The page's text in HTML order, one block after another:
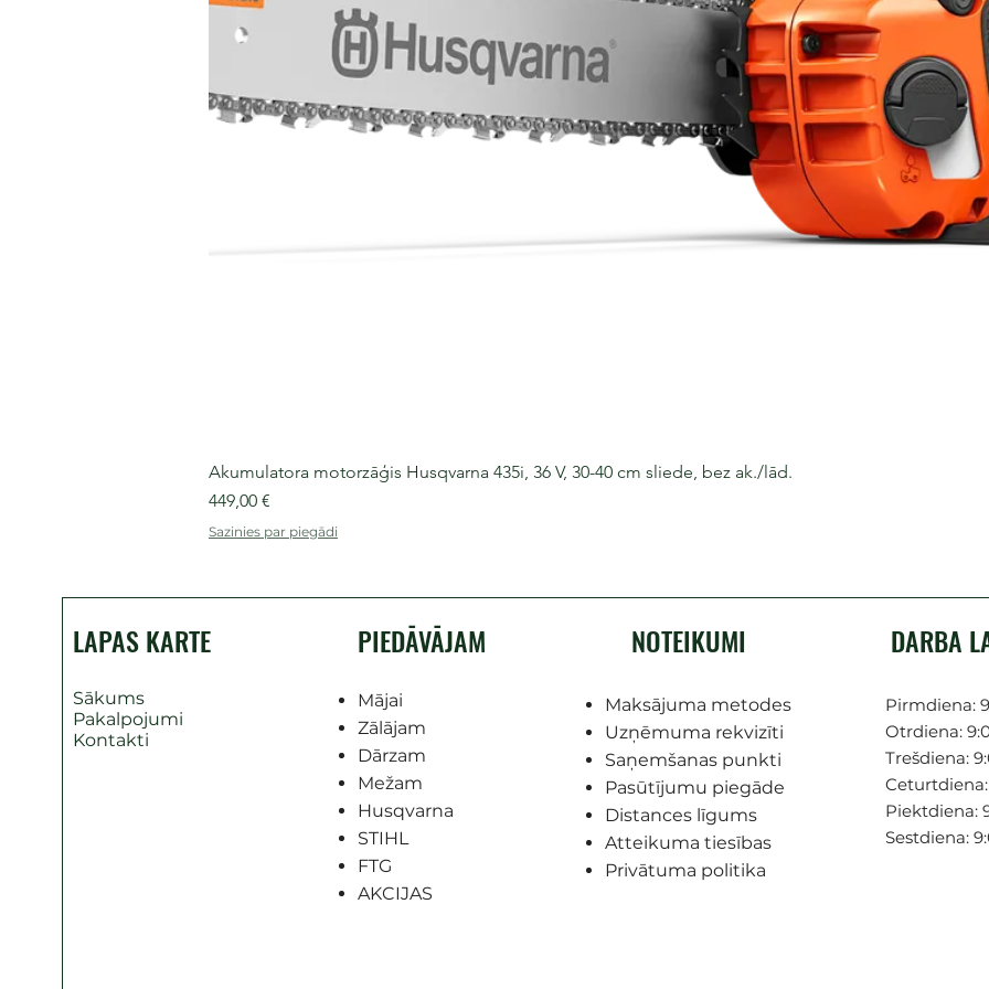
Akumulatora motorzāģis Husqvarna 435i, 36 V, 30-40 cm sliede, bez ak./lād.
Cena
449,00 €
Sazinies par piegādi
LAPAS KARTE
Sākums
Pakalpojumi
Kontakti
PIEDĀVĀJAM
Mājai
Zālājam
Dārzam
Mežam
Husqvarna
STIHL
FTG
AKCIJAS
NOTEIKUMI
Maksājuma metodes
Uzņēmuma rekvizīti
Saņemšanas punkti
Pasūtījumu piegāde
Distances līgums
Atteikuma tiesības
Privātuma politika
DARBA
Pirmdiena:
Otrdiena:
Trešdiena:
Ceturtdiena:
Piektdiena:
Sestdiena: